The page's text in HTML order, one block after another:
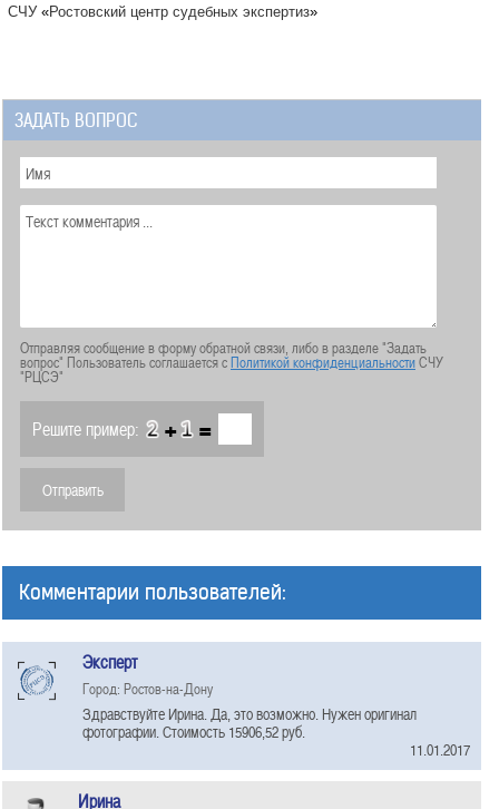
СЧУ «Ростовский центр судебных экспертиз»
ЗАДАТЬ ВОПРОС
Отправляя сообщение в форму обратной связи, либо в разделе "Задать
вопрос" Пользователь соглашается сПолитикой конфиденциальностиСЧУ
"РЦСЭ"
Решите пример: + =
Комментарии пользователей:
Эксперт
Город: Ростов-на-Дону
Здравствуйте Ирина. Да, это возможно. Нужен оригинал
фотографии. Стоимость 15906,52 руб.
11.01.2017
Ирина